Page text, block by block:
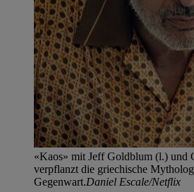
«Kaos» mit Jeff Goldblum (l.) und
verpflanzt die griechische
Gegenwart.Daniel Escale/Netflix